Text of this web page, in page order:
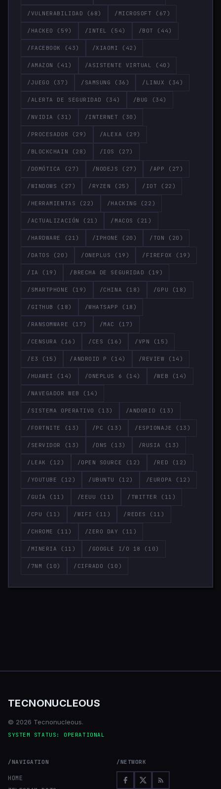
/VULNERABILIDAD (68) /MICROSOFT (67)
/HACKEO (59) /INTEL (54) /BOT (44)
/FACEBOOK (43) /XIAOMI (42)
/AMAZON (41) /ASISTENTE VIRTUAL (40)
/JUEGO (37) /SAMSUNG (36) /LINUX (34)
/ALERTA DE SEGURIDAD (34) /BUG (34)
/NVIDIA (31) /INTERNET (30)
/PROCESADOR (29) /ALEXA (29)
/BLOCKCHAIN (28) /IOS (27)
/DOMÓTICA (27) /NODEJS (27) /APP (27)
/WINDOWS (27) /RYZEN (25) /IOT (22)
/HERRAMIENTAS (22) /HACKING (22)
/ACTUALIZACIÓN (21) /MACOS (21)
/HARDWARE (21) /IPHONE (20) /TON (20)
/DATOS (20) /ONEPLUS (19) /FIREFOX (19)
/IA (19) /BRECHA DE SEGURIDAD (19)
/SMARTPHONE (19) /CHINA (18) /GPU (18)
/GITHUB (18) /WHATSAPP (18)
/RANSOMWARE (17) /MAC (17)
/CENSURA (16) /CES (16) /VPN (15)
/E3 (15) /ANDROID P (14) /REVIEW (14)
/HUAWEI (14) /ONEPLUS 6 (14) /WEB (14)
/NAVEGADOR WEB (14)
/SISTEMA OPERATIVO (13) /ANDORID (13)
/FORTNITE (13) /PC (13) /ESPIONAJE (13)
/SERVIDOR (13) /DNS (13) /RUSIA (13)
/LEAK (12) /OPEN SOURCE (12) /RED (12)
/YOUTUBE (12) /UBUNTU (12) /EUROPA (12)
/GUÍA (11) /EEUU (11) /TWITTER (11)
/CPU (11) /WIFI (11) /REDES (11)
/CHROME (11) /ZERO DAY (11)
/MINERIA (11) /GOOGLE I/O 18 (10)
/7NM (10) /CIFRADO (10)
TECNONUCLEOUS
© 2026 Tecnonucleous.
SYSTEM STATUS: OPERATIONAL
/NAVIGATION
HOME
/NETWORK